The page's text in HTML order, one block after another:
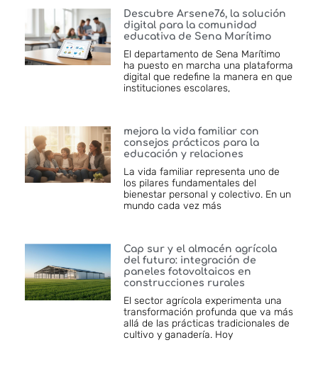
Descubre Arsene76, la solución
digital para la comunidad
educativa de Sena Marítimo
El departamento de Sena Marítimo
ha puesto en marcha una plataforma
digital que redefine la manera en que
instituciones escolares,
mejora la vida familiar con
consejos prácticos para la
educación y relaciones
La vida familiar representa uno de
los pilares fundamentales del
bienestar personal y colectivo. En un
mundo cada vez más
Cap sur y el almacén agrícola
del futuro: integración de
paneles fotovoltaicos en
construcciones rurales
El sector agrícola experimenta una
transformación profunda que va más
allá de las prácticas tradicionales de
cultivo y ganadería. Hoy